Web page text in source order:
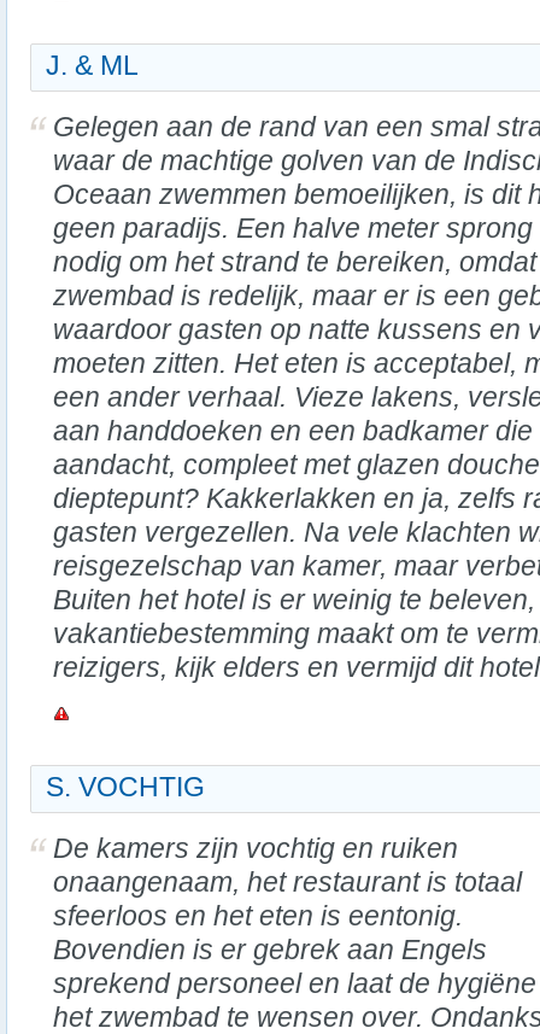
J. & ML
Gelegen aan de rand van een smal
waar de machtige golven van de
Oceaan zwemmen bemoeilijken, is dit
geen paradijs. Een halve meter sprong
nodig om het strand te bereiken,
zwembad is redelijk, maar er is een
waardoor gasten op natte kussens en
moeten zitten. Het eten is acceptabel,
een ander verhaal. Vieze lakens,
aan handdoeken en een badkamer
aandacht, compleet met glazen
dieptepunt? Kakkerlakken en ja, zelfs
gasten vergezellen. Na vele klachten
reisgezelschap van kamer, maar
Buiten het hotel is er weinig te
vakantiebestemming maakt om te
reizigers, kijk elders en vermijd dit
S. VOCHTIG
De kamers zijn vochtig en ruiken
onaangenaam, het restaurant is totaal
sfeerloos en het eten is eentonig.
Bovendien is er gebrek aan Engels
sprekend personeel en laat de
het zwembad te wensen over.